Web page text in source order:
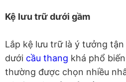
Kệ lưu trữ dưới gầm
Lắp kệ lưu trữ là ý tưởng
dưới cầu thang khá phổ
thường được chọn nhiều